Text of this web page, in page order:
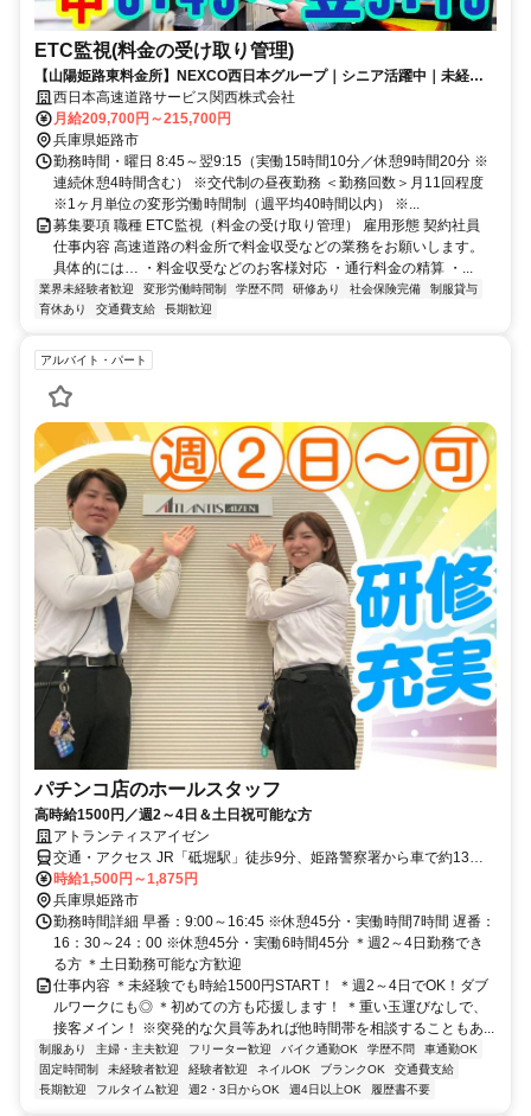
ETC監視(料金の受け取り管理)
【山陽姫路東料金所】NEXCO西日本グループ｜シニア活躍中｜未経験
から正社員登用もあり
西日本高速道路サービス関西株式会社
月給209,700円～215,700円
兵庫県姫路市
勤務時間・曜日 8:45～翌9:15（実働15時間10分／休憩9時間20分 ※
連続休憩4時間含む） ※交代制の昼夜勤務 ＜勤務回数＞月11回程度
※1ヶ月単位の変形労働時間制（週平均40時間以内） ※...
募集要項 職種 ETC監視（料金の受け取り管理） 雇用形態 契約社員
仕事内容 高速道路の料金所で料金収受などの業務をお願いします。
具体的には… ・料金収受などのお客様対応 ・通行料金の精算 ・...
業界未経験者歓迎 変形労働時間制 学歴不問 研修あり 社会保険完備
制服貸与
育休あり
交通費支給 長期歓迎
アルバイト・パート
パチンコ店のホールスタッフ
高時給1500円／週2～4日＆土日祝可能な方
アトランティスアイゼン
交通・アクセス JR「砥堀駅」徒歩9分、姫路警察署から車で約13
分、姫路競馬場から車で約6分 ＊マイカー・バイク・自転車通勤OK
時給1,500円～1,875円
兵庫県姫路市
勤務時間詳細 早番：9:00～16:45 ※休憩45分・実働時間7時間 遅番：
16：30～24：00 ※休憩45分・実働6時間45分 ＊週2～4日勤務でき
る方 ＊土日勤務可能な方歓迎
仕事内容 ＊未経験でも時給1500円START！ ＊週2～4日でOK！ダブ
ルワークにも◎ ＊初めての方も応援します！ ＊重い玉運びなしで、
接客メイン！ ※突発的な欠員等あれば他時間帯を相談することもあ...
制服あり 主婦・主夫歓迎 フリーター歓迎 バイク通勤OK 学歴不問
車通勤OK
固定時間制
未経験者歓迎 経験者歓迎 ネイルOK ブランクOK
交通費支給
長期歓迎
フルタイム歓迎 週2・3日からOK 週4日以上OK 履歴書不要